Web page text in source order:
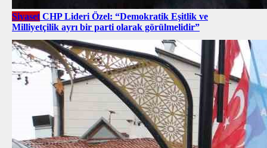
Siyaset CHP Lideri Özel: “Demokratik Eşitlik ve
Milliyetçilik ayrı bir parti olarak görülmelidir”